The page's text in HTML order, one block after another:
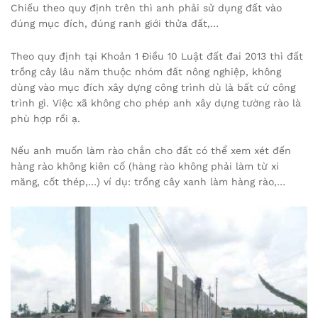
Chiếu theo quy định trên thì anh phải sử dụng đất vào
đúng mục đích, đúng ranh giới thửa đất,…
Theo quy định tại Khoản 1 Điều 10 Luật đất đai 2013 thì đất
trồng cây lâu năm thuộc nhóm đất nông nghiệp, không
dùng vào mục đích xây dựng công trình dù là bất cứ công
trình gì. Việc xã không cho phép anh xây dựng tường rào là
phù hợp rồi ạ.
Nếu anh muốn làm rào chắn cho đất có thể xem xét đến
hàng rào không kiên cố (hàng rào không phải làm từ xi
măng, cốt thép,…) ví dụ: trồng cây xanh làm hàng rào,…